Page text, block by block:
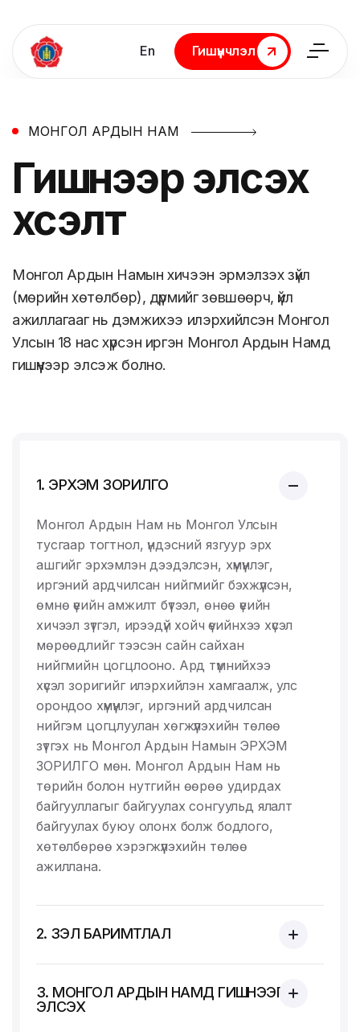
En
Гишүүнчлэл
Гишүүнчлэл
МОНГОЛ АРДЫН НАМ
Гишүүнээрэлсэх
хүсэлт
Монгол Ардын Намын хичээн эрмэлзэх зүйл
(мөрийн хөтөлбөр), дүрмийг зөвшөөрч, үйл
ажиллагааг нь дэмжихээ илэрхийлсэн Монгол
Улсын 18 нас хүрсэн иргэн Монгол Ардын Намд
гишүүнээр элсэж болно.
1. ЭРХЭМ ЗОРИЛГО
Монгол Ардын Нам нь Монгол Улсын
тусгаар тогтнол, үндэсний язгуур эрх
ашгийг эрхэмлэн дээдэлсэн, хүмүүнлэг,
иргэний ардчилсан нийгмийг бэхжүүлсэн,
өмнө үеийн амжилт бүтээл, өнөө үеийн
хичээл зүтгэл, ирээдүй хойч үеийнхээ хүсэл
мөрөөдлийг тээсэн сайн сайхан
нийгмийн цогцлооно. Ард түмнийхээ
хүсэл зоригийг илэрхийлэн хамгаалж, улс
орондоо хүмүүнлэг, иргэний ардчилсан
нийгэм цогцлуулан хөгжүүлэхийн төлөө
зүтгэх нь Монгол Ардын Намын ЭРХЭМ
ЗОРИЛГО мөн. Монгол Ардын Нам нь
төрийн болон нутгийн өөрөө удирдах
байгууллагыг байгуулах сонгуульд ялалт
байгуулах буюу олонх болж бодлого,
хөтөлбөрөө хэрэгжүүлэхийн төлөө
ажиллана.
2. ҮЗЭЛ БАРИМТЛАЛ
3. МОНГОЛ АРДЫН НАМД ГИШҮҮНЭЭР
ЭЛСЭХ